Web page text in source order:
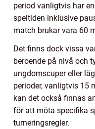
period vanligtvis har
speltiden inklusive
match brukar vara 60
Det finns dock vissa
beroende på nivå och
ungdomscuper eller
perioder, vanligtvis 15
kan det också finnas
för att möta specifika
turneringsregler.